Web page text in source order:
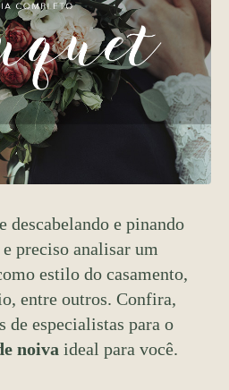
descabelando e pinando
preciso analisar um
estilo do casamento,
entre outros. Confira,
de especialistas para o
noiva ideal para você.